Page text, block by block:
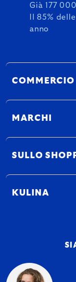
Già 177
Il 85%
anno
COMMERCIO
MARCHI
SULLO
KULINA